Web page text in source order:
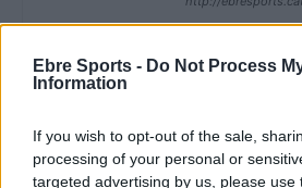
Ebre Sports - Do Not Process
Information
If you wish to opt-out of the sale,
processing of your personal or
targeted advertising by us, please use
El femení de
sense perdre al